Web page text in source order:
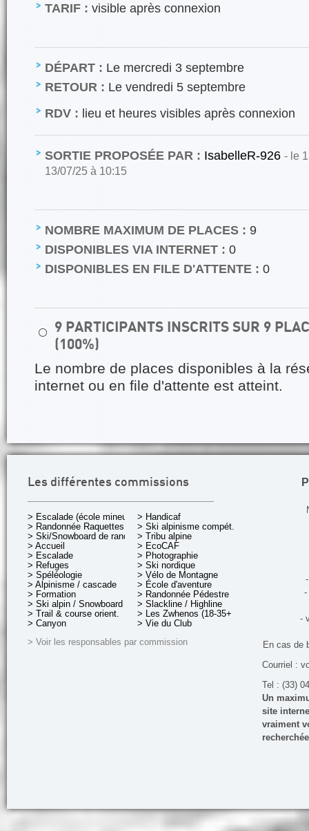
TARIF : visible après connexion
DÉPART : Le mercredi 3 septembre
RETOUR : Le vendredi 5 septembre
RDV : lieu et heures visibles après connexion
SORTIE PROPOSÉE PAR : IsabelleR-926 - le
13/07/25 à 10:15
NOMBRE MAXIMUM DE PLACES : 9
DISPONIBLES VIA INTERNET : 0
DISPONIBLES EN FILE D'ATTENTE : 0
⚪
9 PARTICIPANTS INSCRITS SUR 9
(100%)
Le nombre de places disponibles à la
internet ou en file d'attente est atteint.
Les différentes commissions
> Escalade (école mineurs)
> Randonnée Raquettes
> Ski/Snowboard de rando.
> Accueil
> Escalade
> Refuges
> Spéléologie
> Alpinisme / cascade
> Formation
> Ski alpin / Snowboard
> Trail & course orient.
> Canyon
> Handicaf
> Ski alpinisme compét.
> Tribu alpine
> EcoCAF
> Photographie
> Ski nordique
> Vélo de Montagne
> École d'aventure
> Randonnée Pédestre
> Slackline / Highline
> Les Zwhenos (18-35+ ans)
> Vie du Club
> Voir les responsables par commission
-
-
En cas de
Courriel :
Tel : (33)
Un
site
vraiment